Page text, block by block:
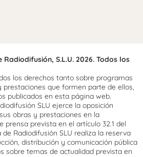
S.L.U. 2026. Todos los
los derechos tanto sobre programas
que formen parte de ellos,
publicados en esta página web.
SLU ejerce la oposición
obras y prestaciones en la
prensa prevista en el artículo 32.1 del
de Radiodifusión SLU realiza la reserva
distribución y comunicación pública
sobre temas de actualidad prevista en